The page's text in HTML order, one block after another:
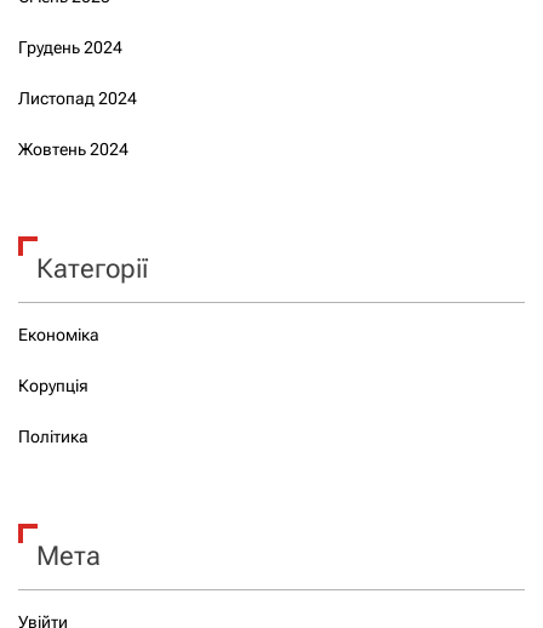
Грудень 2024
Листопад 2024
Жовтень 2024
Категорії
Економіка
Корупція
Політика
Мета
Увійти